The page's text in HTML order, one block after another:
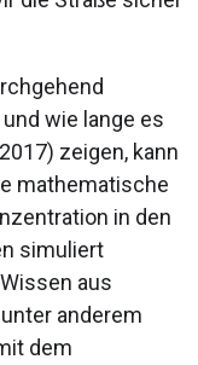
wie lange es
zeigen, kann
mathematische
in den
simuliert
aus
anderem
dem